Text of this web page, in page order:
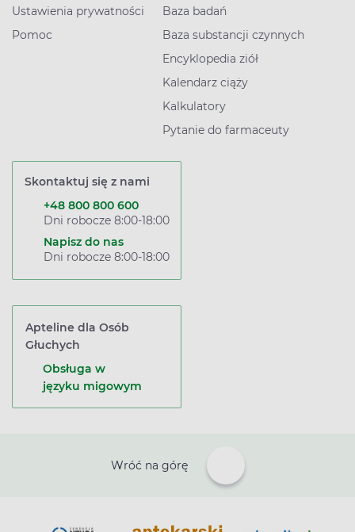
Ustawienia prywatności
Pomoc
Baza badań
Baza substancji czynnych
Encyklopedia ziół
Kalendarz ciąży
Kalkulatory
Pytanie do farmaceuty
Skontaktuj się z nami
+48 800 800 600
Dni robocze 8:00-18:00
Napisz do nas
Dni robocze 8:00-18:00
Apteline dla Osób
Głuchych
Obsługa w
języku migowym
Wróć na górę